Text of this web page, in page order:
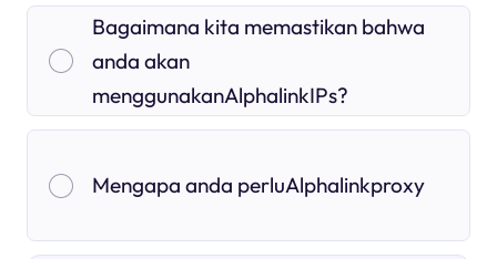
Bagaimana kita memastikan bahwa
anda akan
menggunakanAlphalinkIPs?
Mengapa anda perluAlphalinkproxy